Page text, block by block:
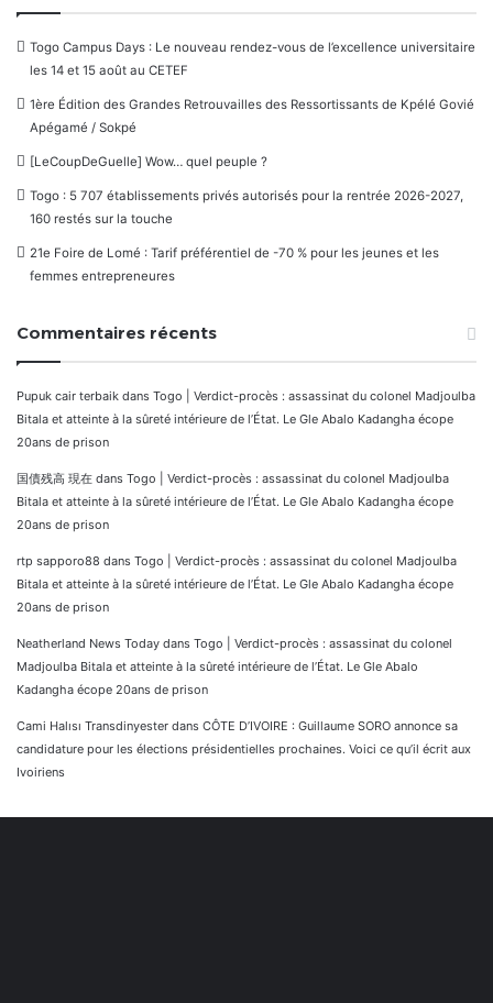
Togo Campus Days : Le nouveau rendez-vous de l’excellence universitaire
les 14 et 15 août au CETEF
1ère Édition des Grandes Retrouvailles des Ressortissants de Kpélé Govié
Apégamé / Sokpé
[LeCoupDeGuelle] Wow… quel peuple ?
Togo : 5 707 établissements privés autorisés pour la rentrée 2026-2027,
160 restés sur la touche
21e Foire de Lomé : Tarif préférentiel de -70 % pour les jeunes et les
femmes entrepreneures
Commentaires récents
Pupuk cair terbaik dans Togo | Verdict-procès : assassinat du colonel Madjoulba
Bitala et atteinte à la sûreté intérieure de l’État. Le Gle Abalo Kadangha écope
20ans de prison
国債残高 現在 dans Togo | Verdict-procès : assassinat du colonel Madjoulba
Bitala et atteinte à la sûreté intérieure de l’État. Le Gle Abalo Kadangha écope
20ans de prison
rtp sapporo88 dans Togo | Verdict-procès : assassinat du colonel Madjoulba
Bitala et atteinte à la sûreté intérieure de l’État. Le Gle Abalo Kadangha écope
20ans de prison
Neatherland News Today dans Togo | Verdict-procès : assassinat du colonel
Madjoulba Bitala et atteinte à la sûreté intérieure de l’État. Le Gle Abalo
Kadangha écope 20ans de prison
Cami Halısı Transdinyester dans CÔTE D’IVOIRE : Guillaume SORO annonce sa
candidature pour les élections présidentielles prochaines. Voici ce qu’il écrit aux
Ivoiriens